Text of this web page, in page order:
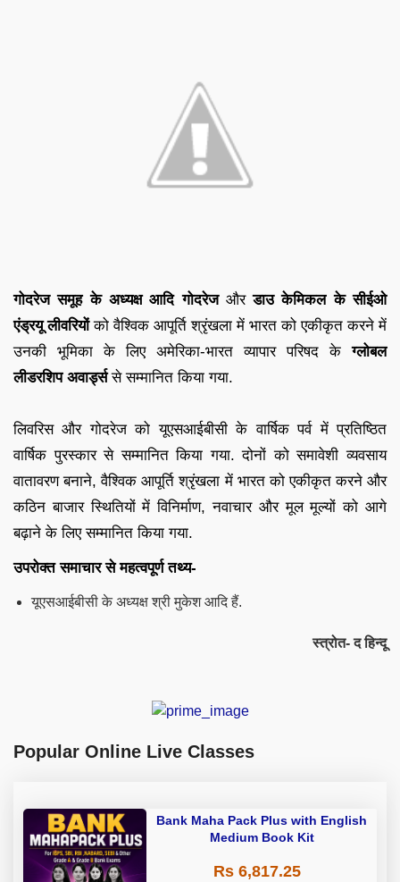
गोदरेज समूह के अध्यक्ष आदि गोदरेज औरडाउ केमिकल के सीईओ
एंड्रयू लीवरियोंको वैश्विक आपूर्ति श्रृंखला में भारत को एकीकृत करने में
उनकी भूमिका के लिए अमेरिका-भारत व्यापार परिषद केग्लोबल
लीडरशिप अवार्ड्ससे सम्मानित किया गया.
लिवरिस और गोदरेज को यूएसआईबीसी के वार्षिक पर्व में प्रतिष्ठित
वार्षिक पुरस्कार से सम्मानित किया गया. दोनों को समावेशी व्यवसाय
वातावरण बनाने, वैश्विक आपूर्ति श्रृंखला में भारत को एकीकृत करने और
कठिन बाजार स्थितियों में विनिर्माण, नवाचार और मूल मूल्यों को आगे
बढ़ाने के लिए सम्मानित किया गया.
उपरोक्त समाचार से महत्वपूर्ण तथ्य-
यूएसआईबीसी के अध्यक्ष श्री मुकेश आदि हैं.
स्त्रोत- द हिन्दू
Popular Online Live Classes
Bank Maha Pack Plus with English
Medium Book Kit
Rs 6,817.25